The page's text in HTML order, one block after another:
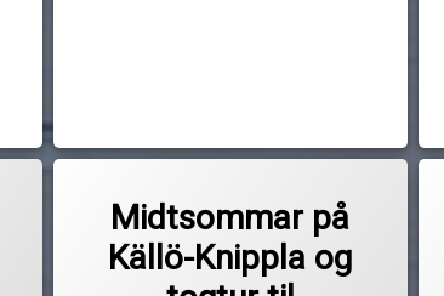
Midtsommar på
Källö-Knippla og
båtferien 2022
fredrikstad